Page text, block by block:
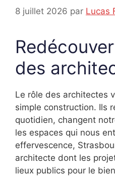
8 juillet 2026 par Lucas
des
Le rôle des architectes
simple construction. Ils
quotidien, changent
les espaces qui nous
effervescence,
architecte dont les
lieux publics pour le